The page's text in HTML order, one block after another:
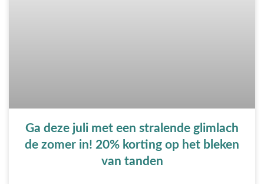
Ga deze juli met een stralende glimlach
de zomer in! 20% korting op het bleken
van tanden